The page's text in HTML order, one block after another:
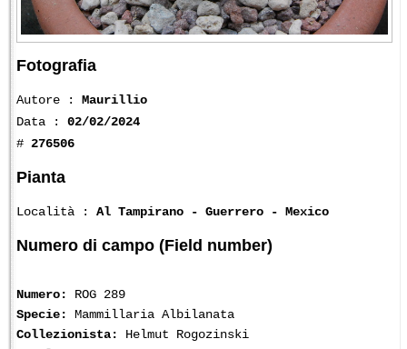
Fotografia
Autore : Maurillio
Data : 02/02/2024
# 276506
Pianta
Località : Al Tampirano - Guerrero - Mexico
Numero di campo (Field number)
Numero:
ROG 289
Specie:
Mammillaria Albilanata
Collezionista:
Helmut Rogozinski